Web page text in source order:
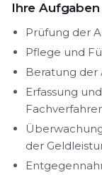
Ihre Aufgaben
Prüfung der
Pflege und
Beratung der
Erfassung
der